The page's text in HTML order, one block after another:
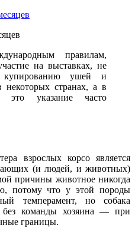
правилам,
на выставках, не
купированию ушей и
странах, а в
это указание часто
взрослых корсо является
(и людей, и животных)
причины животное никогда
потому что у этой породы
темперамент, но собака
без команды хозяина — при
границы.